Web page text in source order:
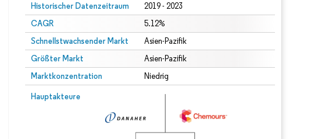
Historischer Datenzeitraum 2019 - 2023
CAGR 5.12%
Schnellstwachsender Markt Asien-Pazifik
Größter Markt Asien-Pazifik
Marktkonzentration Niedrig
Hauptakteure